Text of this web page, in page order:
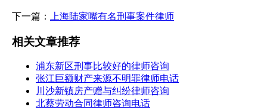
下一篇： 上海陆家嘴有名刑事案件律师
相关文章推荐
浦东新区刑事比较好的律师咨询
张江巨额财产来源不明罪律师电话
川沙新镇房产赠与纠纷律师咨询
北蔡劳动合同律师咨询电话